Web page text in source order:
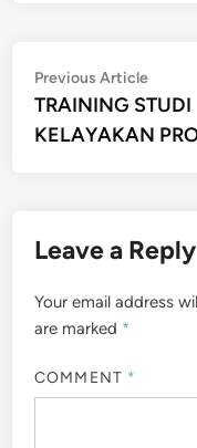
Post
navigation
Previous Article
article:
TRAINING STUDI
KELAYAKAN
Leave a Reply
Your email address
are marked *
COMMENT *